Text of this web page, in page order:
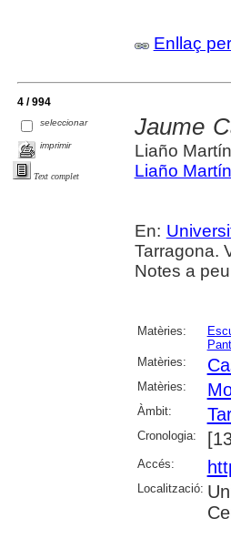
Enllaç
4 / 994
seleccionar
imprimir
Text complet
Jaume
Liaño
Liaño
En:
Tarragona.
Notes a
Matèries:
Matèries:
Matèries:
Àmbit:
Cronologia:
Accés:
Localització: